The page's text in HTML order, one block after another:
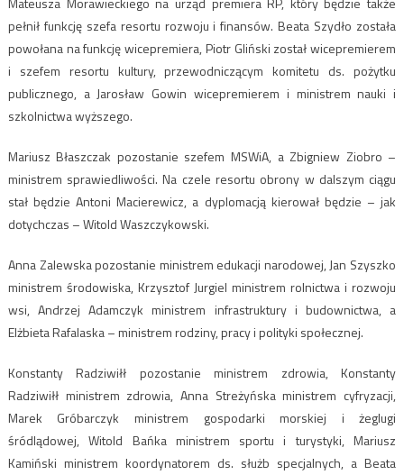
pełnił funkcję szefa resortu rozwoju i finansów. Beata Szydło została
powołana na funkcję wicepremiera, Piotr Gliński został wicepremierem
i szefem resortu kultury, przewodniczącym komitetu ds. pożytku
publicznego, a Jarosław Gowin wicepremierem i ministrem nauki i
szkolnictwa wyższego.
Mariusz Błaszczak pozostanie szefem MSWiA, a Zbigniew Ziobro –
ministrem sprawiedliwości. Na czele resortu obrony w dalszym ciągu
stał będzie Antoni Macierewicz, a dyplomacją kierował będzie – jak
dotychczas – Witold Waszczykowski.
Anna Zalewska pozostanie ministrem edukacji narodowej, Jan Szyszko
ministrem środowiska, Krzysztof Jurgiel ministrem rolnictwa i rozwoju
wsi, Andrzej Adamczyk ministrem infrastruktury i budownictwa, a
Elżbieta Rafalaska – ministrem rodziny, pracy i polityki społecznej.
Konstanty Radziwiłł pozostanie ministrem zdrowia, Konstanty
Radziwiłł ministrem zdrowia, Anna Streżyńska ministrem cyfryzacji,
Marek Gróbarczyk ministrem gospodarki morskiej i żeglugi
śródlądowej, Witold Bańka ministrem sportu i turystyki, Mariusz
Kamiński ministrem koordynatorem ds. służb specjalnych, a Beata